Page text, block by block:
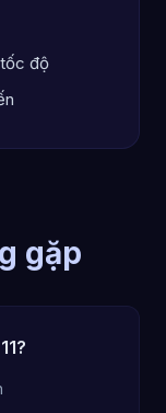
độ
gặp